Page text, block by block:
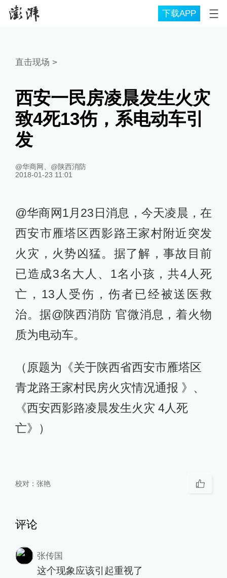
下载APP
直击现场 >
西安一民房凌晨发生火灾
致4死13伤，系电动车引
发
@华商网、@陕西消防
2018-01-23 11:01
@华商网1月23日消息，今天凌晨，在
西安市雁塔区西影路王家村附近突发
火灾，火势凶猛。据了解，事故目前
已造成3名大人、1名小孩，共4人死
亡，13人受伤，伤者已经被送医救
治。据@陕西消防 官微消息，着火物
质为电动车。 ​
（原题为《关于陕西省西安市雁塔区
青龙路王家村民房火灾情况通报 》、
《西安西影路凌晨发生火灾 4人死
亡》）
校对： 张艳
评论
张传国
这个现象应该引起重视了